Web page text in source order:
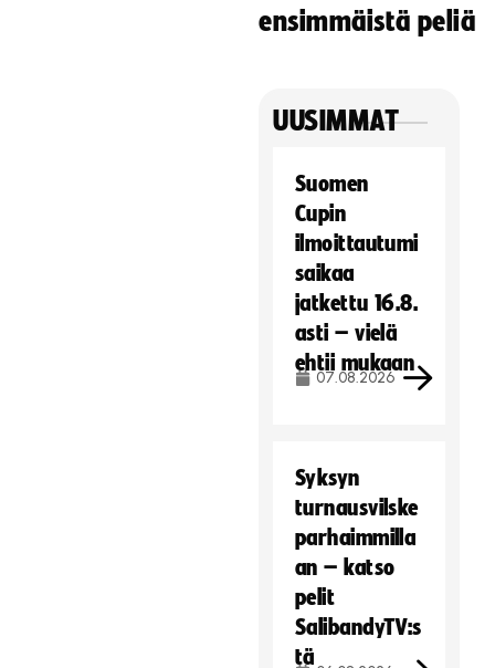
Hyväksy markkinointievästeet
ensimmäistä peliä
UUSIMMAT
Suomen
Cupin
ilmoittautumi
saikaa
jatkettu 16.8.
asti – vielä
ehtii mukaan
07.08.2026
Syksyn
turnausvilske
parhaimmilla
an – katso
pelit
SalibandyTV:s
tä